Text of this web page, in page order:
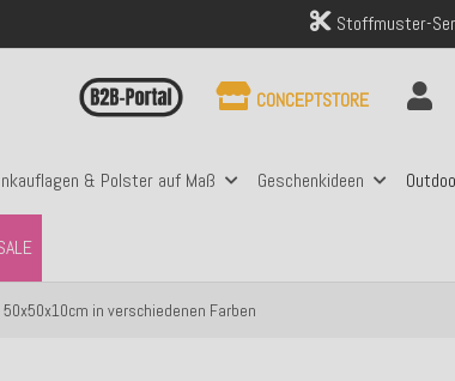
Stoffmuster-
& Polster auf Maß Geschenkideen
CONCEPTSTORE
in verschiedenen Farben